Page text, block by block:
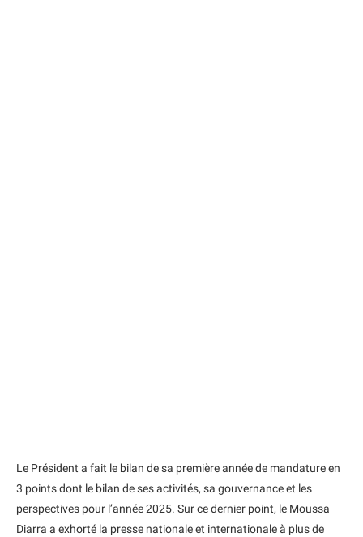
Le Président a fait le bilan de sa première année de mandature en
3 points dont le bilan de ses activités, sa gouvernance et les
perspectives pour l’année 2025. Sur ce dernier point, le Moussa
Diarra a exhorté la presse nationale et internationale à plus de